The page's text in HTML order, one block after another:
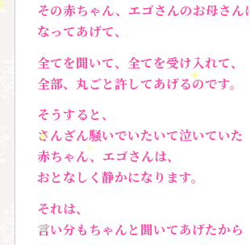
その赤ちゃん、エゴさんのお母さん
なってあげて、
全てを聞いて、全てを受け入れて、
全部、丸ごと許してあげるのです。
そうすると、
さんざん騒いでいたいて泣いていた
赤ちゃん、エゴさんは、
おとなしく静かになります。
それは、
言い分もちゃんと聞いてあげたから